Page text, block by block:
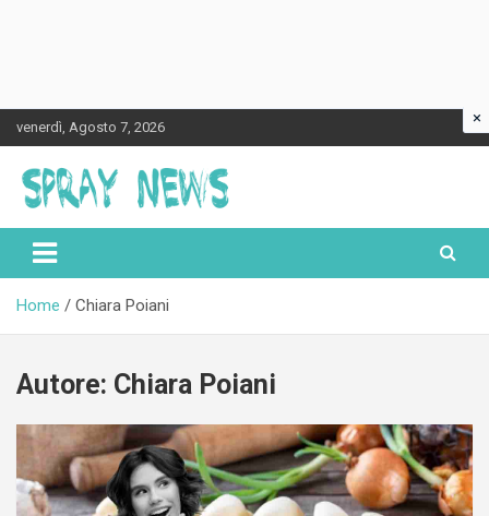
to
content
venerdì, Agosto 7, 2026
Spraynews.it
Home Chiara Poiani
Autore: Chiara Poiani
×